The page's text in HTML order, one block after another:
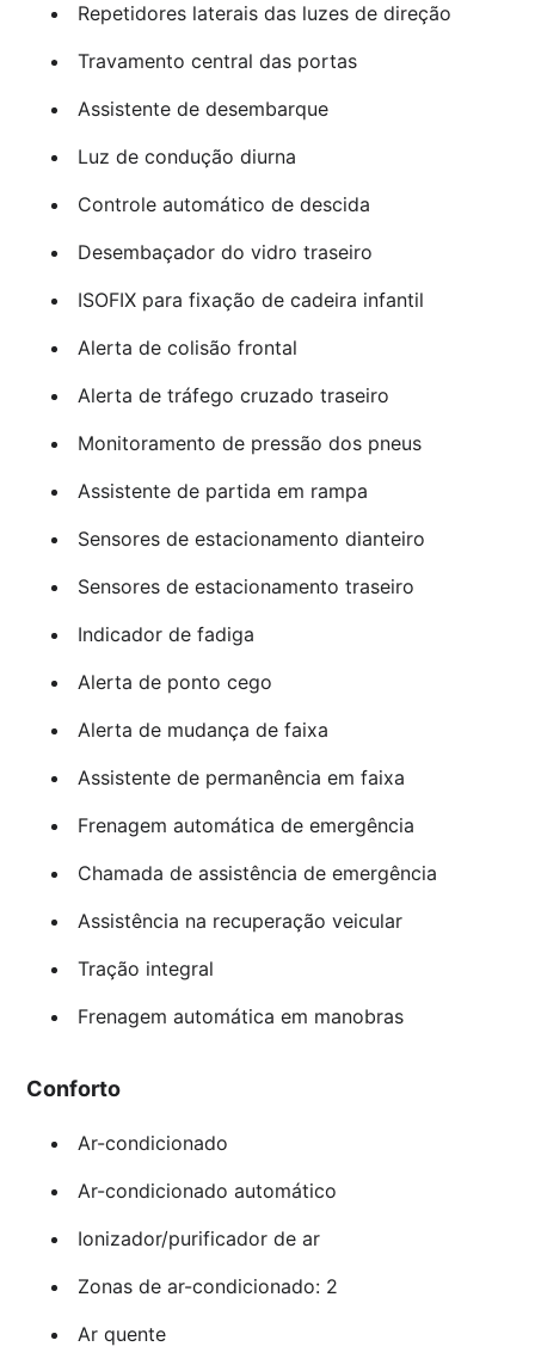
Repetidores laterais das luzes de direção
Travamento central das portas
Assistente de desembarque
Luz de condução diurna
Controle automático de descida
Desembaçador do vidro traseiro
ISOFIX para fixação de cadeira infantil
Alerta de colisão frontal
Alerta de tráfego cruzado traseiro
Monitoramento de pressão dos pneus
Assistente de partida em rampa
Sensores de estacionamento dianteiro
Sensores de estacionamento traseiro
Indicador de fadiga
Alerta de ponto cego
Alerta de mudança de faixa
Assistente de permanência em faixa
Frenagem automática de emergência
Chamada de assistência de emergência
Assistência na recuperação veicular
Tração integral
Frenagem automática em manobras
Conforto
Ar-condicionado
Ar-condicionado automático
Ionizador/purificador de ar
Zonas de ar-condicionado: 2
Ar quente